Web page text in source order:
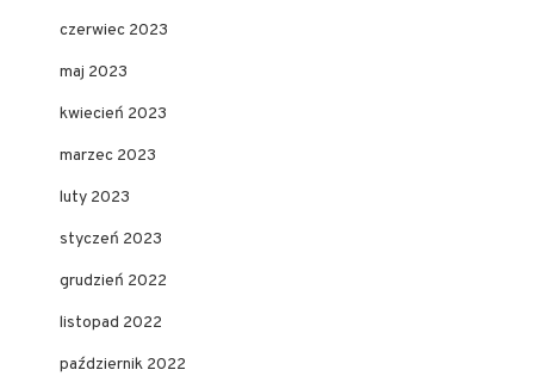
czerwiec 2023
maj 2023
kwiecień 2023
marzec 2023
luty 2023
styczeń 2023
grudzień 2022
listopad 2022
październik 2022